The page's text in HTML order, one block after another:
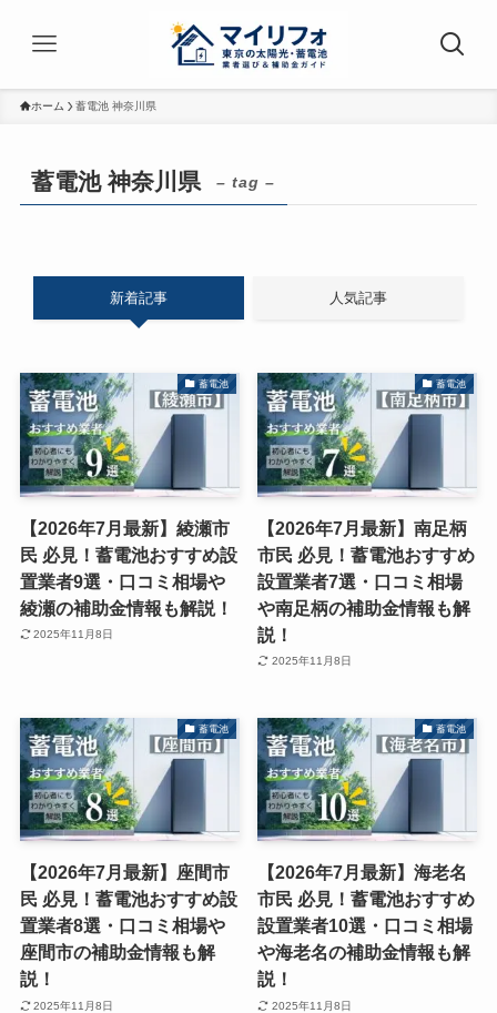
ホーム 蓄電池 神奈川県
蓄電池 神奈川県 – tag –
新着記事 人気記事
蓄電池
【2026年7月最新】綾瀬市
民 必見！蓄電池おすすめ設
置業者9選・口コミ相場や
綾瀬の補助金情報も解説！
2025年11月8日
蓄電池
【2026年7月最新】南足柄
市民 必見！蓄電池おすすめ
設置業者7選・口コミ相場
や南足柄の補助金情報も解
説！
2025年11月8日
蓄電池
【2026年7月最新】座間市
民 必見！蓄電池おすすめ設
置業者8選・口コミ相場や
座間市の補助金情報も解
説！
2025年11月8日
蓄電池
【2026年7月最新】海老名
市民 必見！蓄電池おすすめ
設置業者10選・口コミ相場
や海老名の補助金情報も解
説！
2025年11月8日